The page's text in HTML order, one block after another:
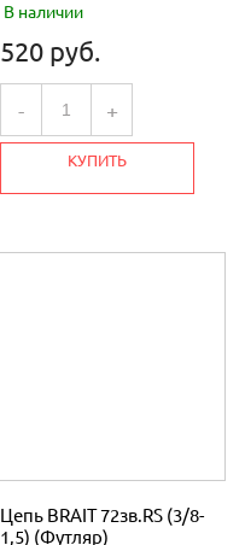
В наличии
520 руб.
- +
КУПИТЬ
Цепь BRAIT 72зв.RS (3/8-
1,5) (Футляр)